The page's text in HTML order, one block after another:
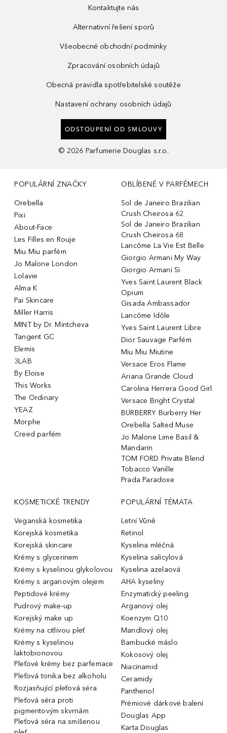
Kontaktujte nás
Alternativní řešení sporů
Všeobecné obchodní podmínky
Zpracování osobních údajů
Obecná pravidla spotřebitelské soutěže
Nastavení ochrany osobních údajů
ODSTOUPENÍ OD SMLOUVY
© 2026 Parfumerie Douglas s.r.o.
POPULÁRNÍ ZNAČKY
Orebella
Pixi
About-Face
Les Filles en Rouje
Miu Miu parfém
Jo Malone London
Lolavie
Alma K
Pai Skincare
Miller Harris
MINT by Dr. Mintcheva
Tangent GC
Elemis
3LAB
By Eloise
This Works
The Ordinary
YEAZ
Morphe
Creed parfém
OBLÍBENÉ V PARFÉMECH
Sol de Janeiro Brazilian
Crush Cheirosa 62
Sol de Janeiro Brazilian
Crush Cheirosa 68
Lancôme La Vie Est Belle
Giorgio Armani My Way
Giorgio Armani Sì
Yves Saint Laurent Black
Opium
Gisada Ambassador
Lancôme Idôle
Yves Saint Laurent Libre
Dior Sauvage Parfém
Miu Miu Miutine
Versace Eros Flame
Ariana Grande Cloud
Carolina Herrera Good Girl
Versace Bright Crystal
BURBERRY Burberry Her
Orebella Salted Muse
Jo Malone Lime Basil &
Mandarin
TOM FORD Private Blend
Tobacco Vanille
Prada Paradoxe
KOSMETICKÉ TRENDY
Veganská kosmetika
Korejská kosmetika
Korejská skincare
Krémy s glycerinem
Krémy s kyselinou glykolovou
Krémy s arganovým olejem
Peptidové krémy
Pudrový make-up
Korejský make up
Krémy na citlivou pleť
Krémy s kyselinou
laktobionovou
Pleťové krémy bez parfemace
Pleťová tonika bez alkoholu
Rozjasňující pleťová séra
Pleťová séra proti
pigmentovým skvrnám
Pleťová séra na smíšenou
POPULÁRNÍ TÉMATA
Letní Vůně
Retinol
Kyselina mléčná
Kyselina salicylová
Kyselina azelaová
AHA kyseliny
Enzymatický peeling
Arganový olej
Koenzym Q10
Mandlový olej
Bambucké máslo
Kokosový olej
Niacinamid
Ceramidy
Panthenol
Prémiové dárkové balení
Douglas App
Karta Douglas